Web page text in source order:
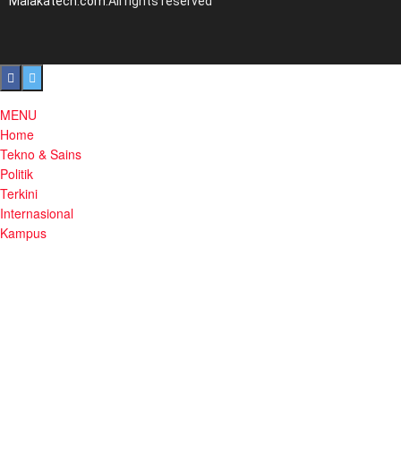
MENU
Home
Tekno & Sains
Politik
Terkini
Internasional
Kampus